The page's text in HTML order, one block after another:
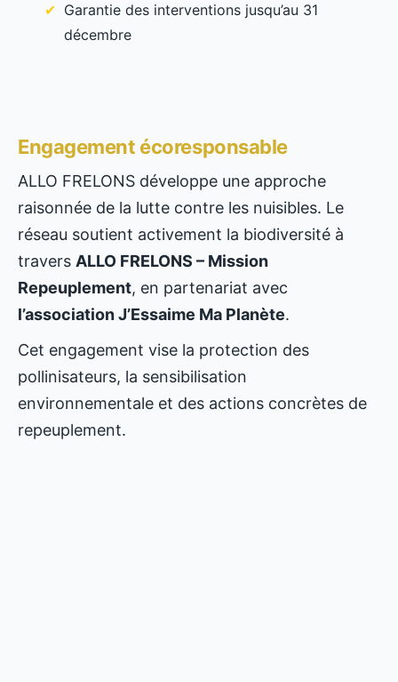
Garantie des interventions jusqu’au 31
décembre
Engagement écoresponsable
ALLO FRELONS développe une approche
raisonnée de la lutte contre les nuisibles. Le
réseau soutient activement la biodiversité à
travers ALLO FRELONS – Mission
Repeuplement, en partenariat avec
l’association J’Essaime Ma Planète.
Cet engagement vise la protection des
pollinisateurs, la sensibilisation
environnementale et des actions concrètes de
repeuplement.